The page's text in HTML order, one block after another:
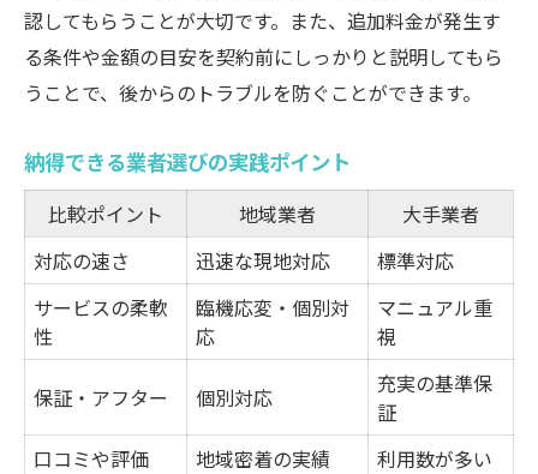
認してもらうことが大切です。また、追加料金が発生す
る条件や金額の目安を契約前にしっかりと説明してもら
うことで、後からのトラブルを防ぐことができます。
納得できる業者選びの実践ポイント
比較ポイント 地域業者
大手業者
対応の速さ
迅速な現地対応
標準対応
サービスの柔軟
性
臨機応変・個別対
応
マニュアル重
視
保証・アフター 個別対応
充実の基準保
証
口コミや評価
地域密着の実績 利用数が多い